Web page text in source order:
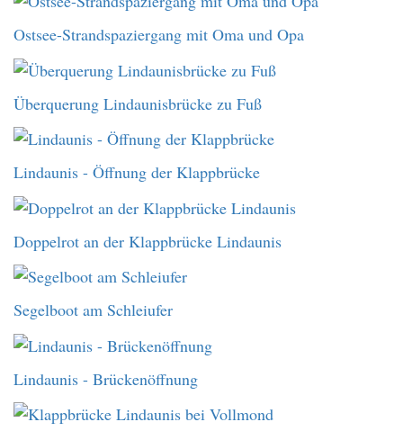
Ostsee-Strandspaziergang mit Oma und Opa
Überquerung Lindaunisbrücke zu Fuß
Lindaunis - Öffnung der Klappbrücke
Doppelrot an der Klappbrücke Lindaunis
Segelboot am Schleiufer
Lindaunis - Brückenöffnung